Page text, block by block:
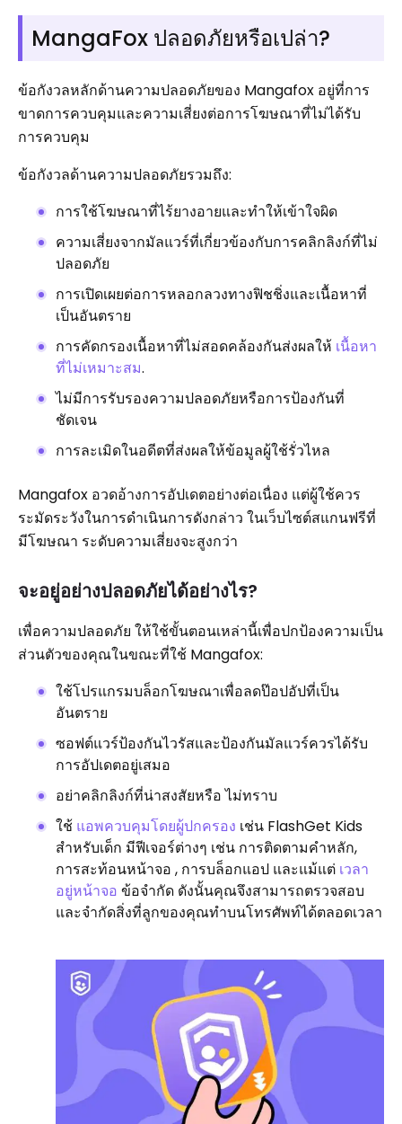
MangaFox ปลอดภัยหรือเปล่า?
ข้อกังวลหลักด้านความปลอดภัยของ Mangafox อยู่ที่การ
ขาดการควบคุมและความเสี่ยงต่อการโฆษณาที่ไม่ได้รับ
การควบคุม
ข้อกังวลด้านความปลอดภัยรวมถึง:
การใช้โฆษณาที่ไร้ยางอายและทำให้เข้าใจผิด
ความเสี่ยงจากมัลแวร์ที่เกี่ยวข้องกับการคลิกลิงก์ที่ไม่
ปลอดภัย
การเปิดเผยต่อการหลอกลวงทางฟิชชิ่งและเนื้อหาที่
เป็นอันตราย
การคัดกรองเนื้อหาที่ไม่สอดคล้องกันส่งผลให้ เนื้อหา
ที่ไม่เหมาะสม.
ไม่มีการรับรองความปลอดภัยหรือการป้องกันที่
ชัดเจน
การละเมิดในอดีตที่ส่งผลให้ข้อมูลผู้ใช้รั่วไหล
Mangafox อวดอ้างการอัปเดตอย่างต่อเนื่อง แต่ผู้ใช้ควร
ระมัดระวังในการดำเนินการดังกล่าว ในเว็บไซต์สแกนฟรีที่
มีโฆษณา ระดับความเสี่ยงจะสูงกว่า
จะอยู่อย่างปลอดภัยได้อย่างไร?
เพื่อความปลอดภัย ให้ใช้ขั้นตอนเหล่านี้เพื่อปกป้องความเป็น
ส่วนตัวของคุณในขณะที่ใช้ Mangafox:
ใช้โปรแกรมบล็อกโฆษณาเพื่อลดป๊อปอัปที่เป็น
อันตราย
ซอฟต์แวร์ป้องกันไวรัสและป้องกันมัลแวร์ควรได้รับ
การอัปเดตอยู่เสมอ
อย่าคลิกลิงก์ที่น่าสงสัยหรือ ไม่ทราบ
ใช้ แอพควบคุมโดยผู้ปกครอง เช่น FlashGet Kids
สำหรับเด็ก มีฟีเจอร์ต่างๆ เช่น การติดตามคำหลัก,
การสะท้อนหน้าจอ , การบล็อกแอป และแม้แต่ เวลา
อยู่หน้าจอ ข้อจำกัด ดังนั้นคุณจึงสามารถตรวจสอบ
และจำกัดสิ่งที่ลูกของคุณทำบนโทรศัพท์ได้ตลอดเวลา